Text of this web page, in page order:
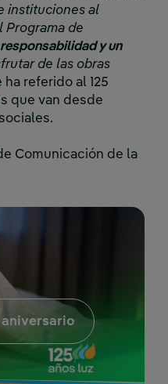
instituciones al
Programa de
responsabilidad y un
de las obras
ha referido al 125
que van desde
Comunicación de la
aniversario Enlace